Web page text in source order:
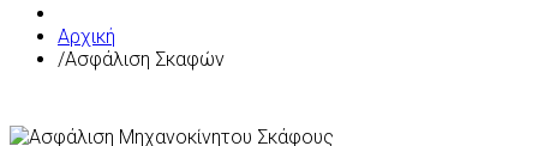
Αρχική
/Ασφάλιση Σκαφών